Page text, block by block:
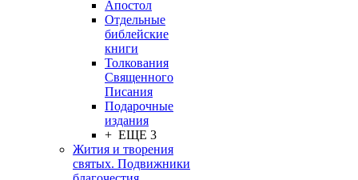
Апостол
Отдельные
библейские
книги
Толкования
Священного
Писания
Подарочные
издания
+ ЕЩЕ 3
Жития и творения
святых. Подвижники